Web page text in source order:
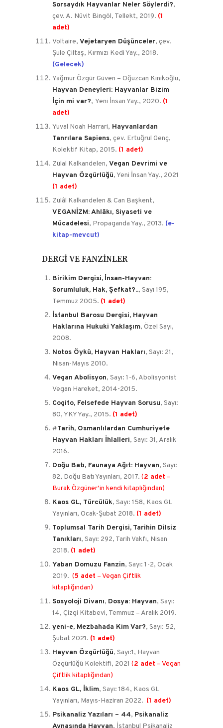
Sorsaydık Hayvanlar Neler Söylerdi?,
çev. A. Nüvit Bingöl, Tellekt, 2019. (1
adet)
Voltaire, Vejetaryen Düşünceler, çev.
Şule Çiltaş, Kırmızı Kedi Yay., 2018.
(Gelecek)
Yağmur Özgür Güven – Oğuzcan Kınıkoğlu,
Hayvan Deneyleri: Hayvanlar Bizim
İçin mi var?, Yeni İnsan Yay., 2020. (1
adet)
Yuval Noah Harrari, Hayvanlardan
Tanrılara Sapiens, çev. Ertuğrul Genç,
Kolektif Kitap, 2015. (1 adet)
Zülal Kalkandelen, Vegan Devrimi ve
Hayvan Özgürlüğü, Yeni İnsan Yay., 2021
(1 adet)
Zülâl Kalkandelen & Can Başkent,
VEGANİZM: Ahlâkı, Siyaseti ve
Mücadelesi, Propaganda Yay., 2013. (e-
kitap-mevcut)
DERGİ VE FANZİNLER
Birikim Dergisi, İnsan-Hayvan:
Sorumluluk, Hak, Şefkat?.., Sayı 195,
Temmuz 2005. (1 adet)
İstanbul Barosu Dergisi, Hayvan
Haklarına Hukuki Yaklaşım, Özel Sayı,
2008.
Notos Öykü, Hayvan Hakları, Sayı: 21,
Nisan-Mayıs 2010.
Vegan Abolisyon, Sayı: 1-6, Abolisyonist
Vegan Hareket, 2014-2015.
Cogito, Felsefede Hayvan Sorusu, Sayı:
80, YKY Yay., 2015. (1 adet)
#Tarih, Osmanlılardan Cumhuriyete
Hayvan Hakları İhlalleri, Sayı: 31, Aralık
2016.
Doğu Batı, Faunaya Ağıt: Hayvan, Sayı:
82, Doğu Batı Yayınları, 2017. (2 adet –
Burak Özgüner’in kendi kitaplığından)
Kaos GL, Türcülük, Sayı: 158, Kaos GL
Yayınları, Ocak-Şubat 2018. (1 adet)
Toplumsal Tarih Dergisi, Tarihin Dilsiz
Tanıkları, Sayı: 292, Tarih Vakfı, Nisan
2018. (1 adet)
Yaban Domuzu Fanzin, Sayı: 1-2, Ocak
2019. (5 adet – Vegan Çiftlik
kitaplığından)
Sosyoloji Divanı, Dosya: Hayvan, Sayı:
14, Çizgi Kitabevi, Temmuz – Aralık 2019.
yeni-e, Mezbahada Kim Var?, Sayı: 52,
Şubat 2021. (1 adet)
Hayvan Özgürlüğü, Sayı:1, Hayvan
Özgürlüğü Kolektifi, 2021 (2 adet – Vegan
Çiftlik kitaplığından)
Kaos GL, İklim, Sayı: 184, Kaos GL
Yayınları, Mayıs-Haziran 2022. (1 adet)
Psikanaliz Yazıları – 44, Psikanaliz